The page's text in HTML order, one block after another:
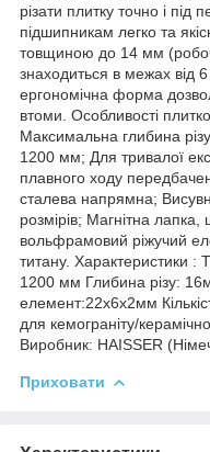
різати плитку точно і під
підшипникам легко та
товщиною до 14 мм
знаходиться в межах від
ергономічна форма
втоми. Особливості
Максимальна глибина
1200 мм; Для тривалої
плавного ходу
сталева напрямна;
розмірів; Магнітна
вольфрамовий ріжучий
титану. Характеристики :
1200 мм Глибина різу:
елемент:22х6х2мм
для кемограніту/
Виробник: HAISSER
Приховати